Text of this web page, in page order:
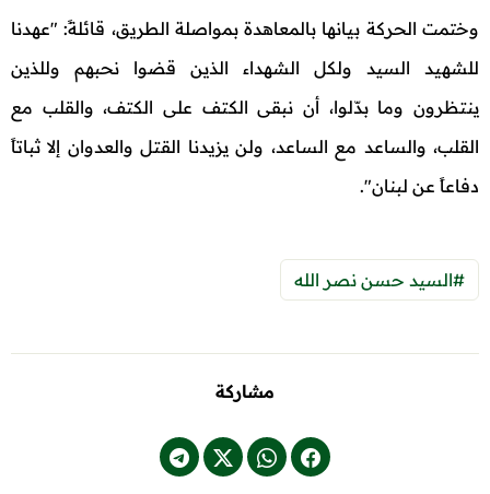
وختمت الحركة بيانها بالمعاهدة بمواصلة الطريق، قائلةً: "عهدنا
للشهيد السيد ولكل الشهداء الذين قضوا نحبهم وللذين
ينتظرون وما بدّلوا، أن نبقى الكتف على الكتف، والقلب مع
القلب، والساعد مع الساعد، ولن يزيدنا القتل والعدوان إلا ثباتاً
دفاعاً عن لبنان".
#السيد حسن نصر الله
مشاركة